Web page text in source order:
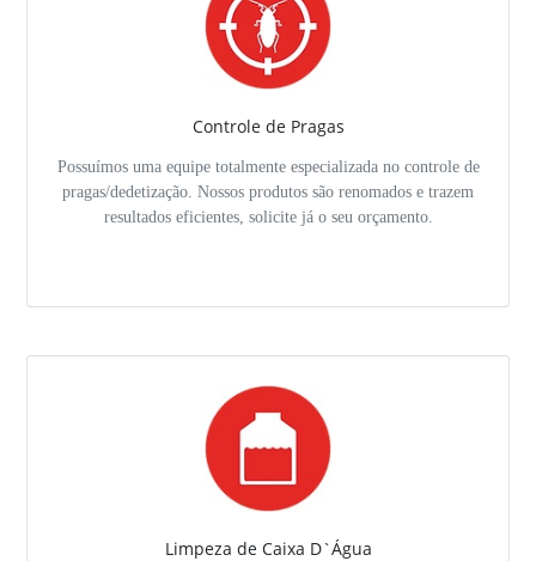
Controle de Pragas
Possuímos uma equipe totalmente especializada no controle de
pragas/dedetização. Nossos produtos são renomados e trazem
resultados eficientes, solicite já o seu orçamento.
Limpeza de Caixa D`Água